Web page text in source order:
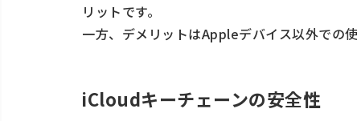
リットです。
一方、デメリットはAppleデバイス以外での
iCloudキーチェーンの安全性